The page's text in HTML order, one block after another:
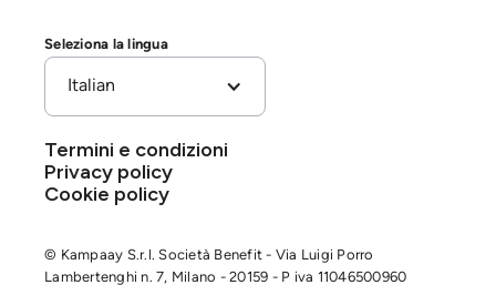
Seleziona la lingua
Italian
Termini e condizioni
Privacy policy
Cookie policy
© Kampaay S.r.l. Società Benefit - Via Luigi Porro
Lambertenghi n. 7, Milano - 20159 - P iva 11046500960